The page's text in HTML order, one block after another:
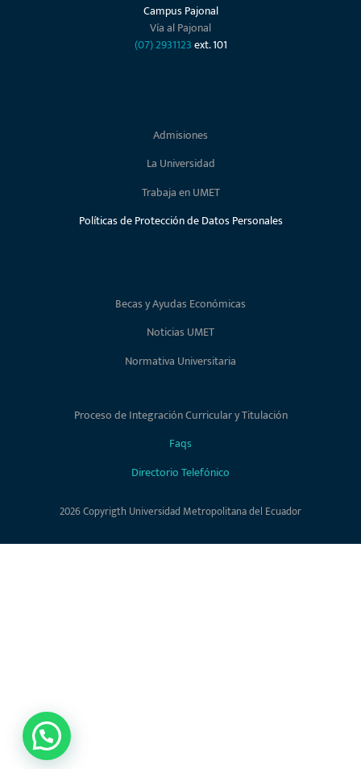
Campus Pajonal
Vía al Pajonal
(07) 2931123ext. 101
Admisiones
La Universidad
Trabaja en UMET
Políticas de Protección de Datos Personales
Becas y Ayudas Económicas
Noticias UMET
Normativa Universitaria
Proceso de Integración Curricular y Titulación
Faqs
Directorio Telefónico
2026 Copyrigth Universidad Metropolitana del Ecuador